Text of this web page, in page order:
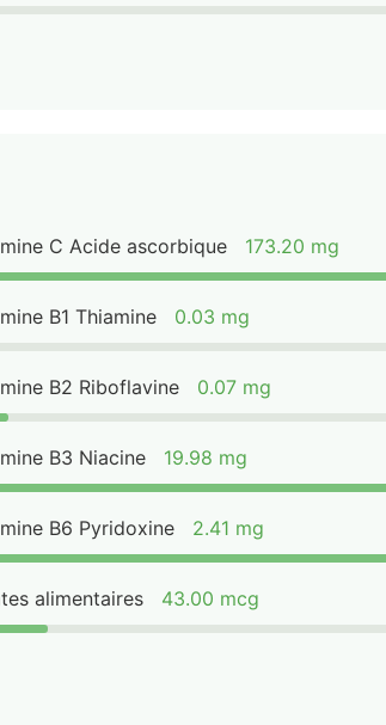
C Acide ascorbique 173.20 mg
B1 Thiamine 0.03 mg
B2 Riboflavine 0.07 mg
B3 Niacine 19.98 mg
B6 Pyridoxine 2.41 mg
alimentaires 43.00 mcg